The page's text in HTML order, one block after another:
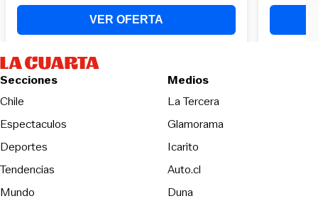
Secciones
Chile
Espectaculos
Deportes
Tendencias
Mundo
Medios
La TerceraOpens in new
Glamorama
Icarito
Auto.cl
DunaOpens in new window